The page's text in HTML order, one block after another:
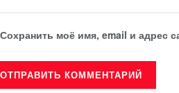
Сохранить моё имя, email и адрес